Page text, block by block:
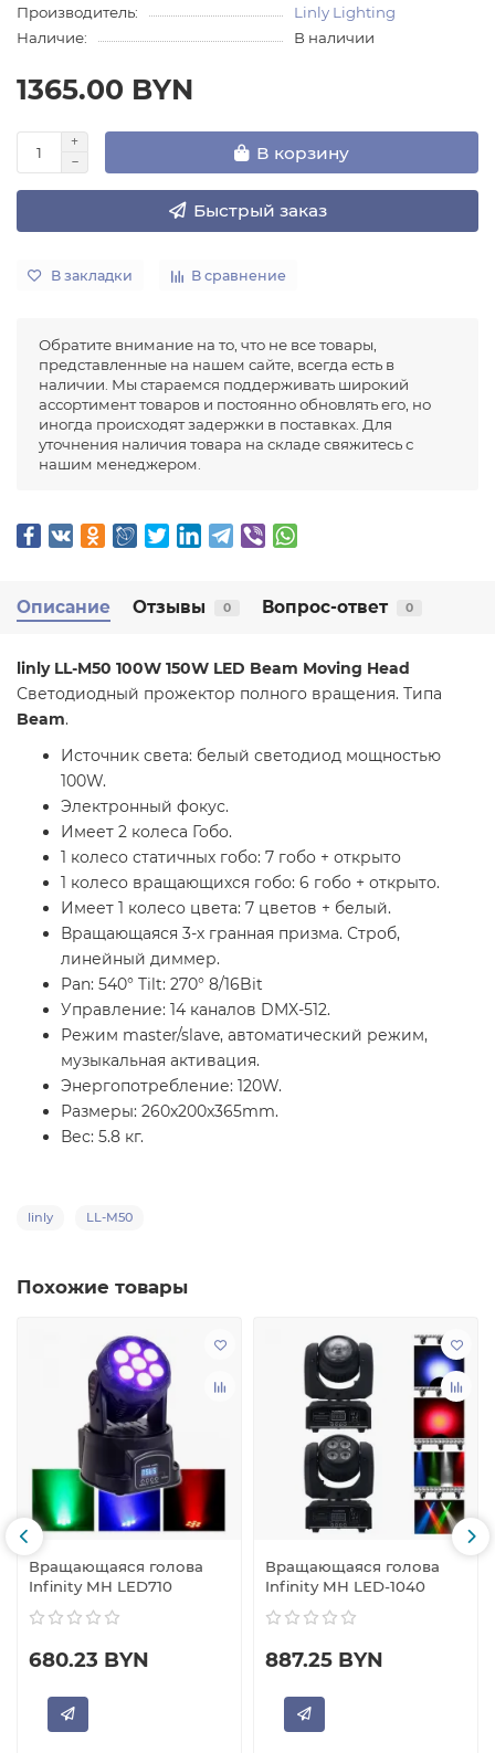
Производитель:
Linly Lighting
Наличие:
В наличии
1365.00 BYN
В корзину
Быстрый заказ
В закладки В сравнение
Обратите внимание на то, что не все товары,
представленные на нашем сайте, всегда есть в
наличии. Мы стараемся поддерживать широкий
ассортимент товаров и постоянно обновлять его, но
иногда происходят задержки в поставках. Для
уточнения наличия товара на складе свяжитесь с
нашим менеджером.
Описание Отзывы 0 Вопрос-ответ 0
linly LL-M50 100W 150W LED Beam Moving Head
Светодиодный прожектор полного вращения. Типа
Beam.
Источник света: белый светодиод мощностью
100W.
Электронный фокус.
Имеет 2 колеса Гобо.
1 колесо статичных гобо: 7 гобо + открыто
1 колесо вращающихся гобо: 6 гобо + открыто.
Имеет 1 колесо цвета: 7 цветов + белый.
Вращающаяся 3-х гранная призма. Строб,
линейный диммер.
Pan: 540° Tilt: 270° 8/16Bit
Управление: 14 каналов DMX-512.
Режим master/slave, автоматический режим,
музыкальная активация.
Энергопотребление: 120W.
Размеры: 260x200x365mm.
Вес: 5.8 кг.
linly LL-M50
Похожие товары
Вращающаяся голова
Infinity MH LED710
680.23 BYN
Вращающаяся голова
Infinity MH LED-1040
887.25 BYN